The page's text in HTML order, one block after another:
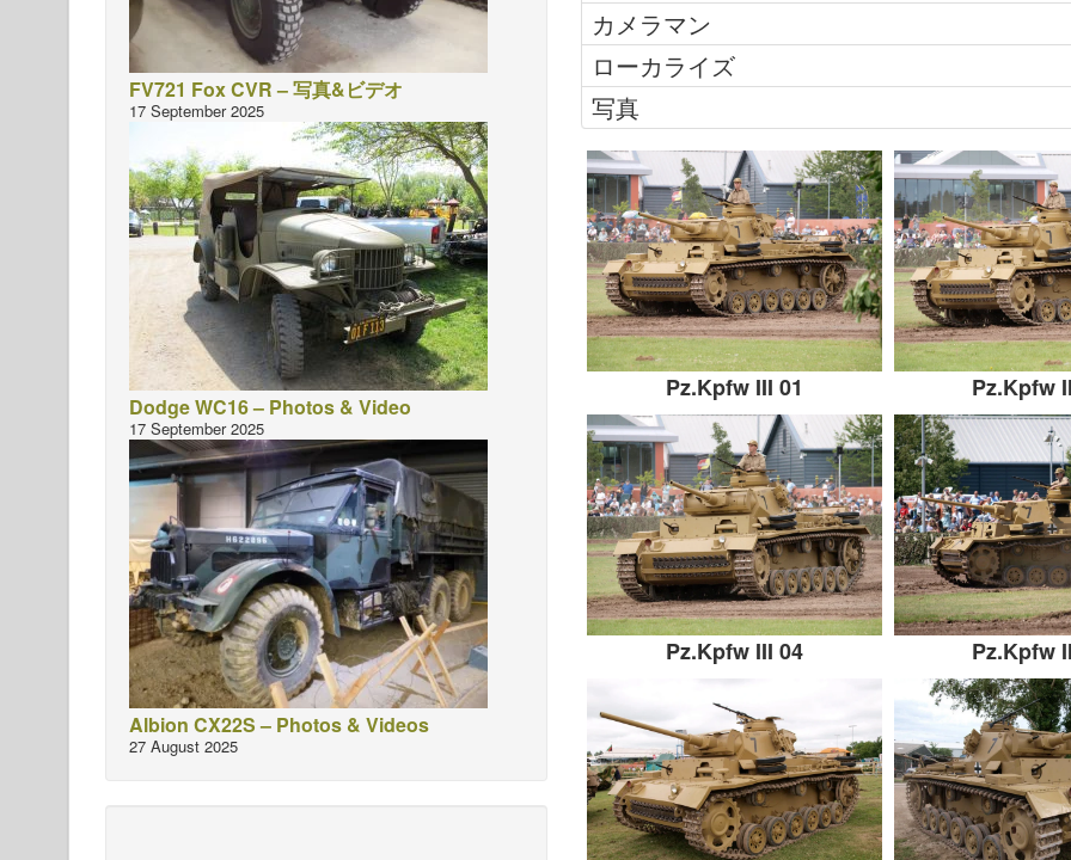
カメラマン
ローカライズ
写真
Pz.Kpfw III 01 Pz.Kpfw
Pz.Kpfw III 04 Pz.Kpfw
FV721 Fox CVR – 写真&ビデオ
17 September 2025
Dodge WC16 – Photos & Video
17 September 2025
Albion CX22S – Photos & Videos
27 August 2025